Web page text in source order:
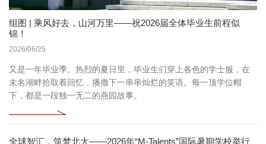
组图 | 乘风好去，山河万里——祝2026届全体毕业生前程似
锦！
2026/06/25
又是一年毕业季。热烈的夏日里，毕业生们穿上各色的学士服，在
未名湖畔拾取着回忆，播撒下一串串灿烂的笑语。每一顶学位帽
下，都是一段独一无二的燕园故事。
全球智汇，筑梦北大——2026年“M-Talents”国际暑期学校举行